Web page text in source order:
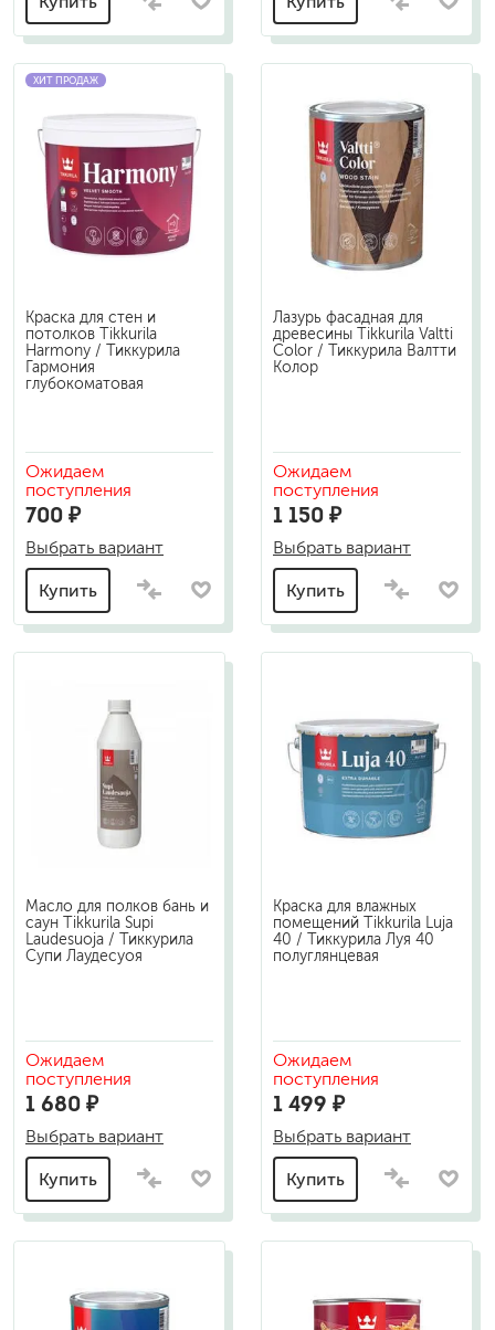
ХИТ ПРОДАЖ
Краска для стен и
потолков Tikkurila
Harmony / Тиккурила
Гармония
глубокоматовая
Ожидаем
поступления
700 ₽
Выбрать вариант
Купить
Лазурь фасадная для
древесины Tikkurila Valtti
Color / Тиккурила Валтти
Колор
Ожидаем
поступления
1 150 ₽
Выбрать вариант
Купить
Масло для полков бань и
саун Tikkurila Supi
Laudesuoja / Тиккурила
Супи Лаудесуоя
Ожидаем
поступления
1 680 ₽
Выбрать вариант
Купить
Краска для влажных
помещений Tikkurila Luja
40 / Тиккурила Луя 40
полуглянцевая
Ожидаем
поступления
1 499 ₽
Выбрать вариант
Купить